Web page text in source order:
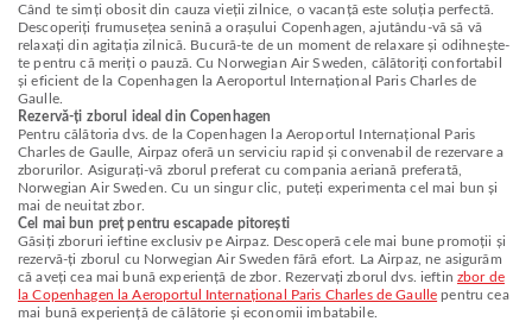
Când te simți obosit din cauza vieții zilnice, o vacanță este soluția perfectă.
Descoperiți frumusețea senină a orașului Copenhagen, ajutându-vă să vă
relaxați din agitația zilnică. Bucură-te de un moment de relaxare și odihnește-
te pentru că meriți o pauză. Cu Norwegian Air Sweden, călătoriți confortabil
și eficient de la Copenhagen la Aeroportul Internațional Paris Charles de
Gaulle.
Rezervă-ți zborul ideal din Copenhagen
Pentru călătoria dvs. de la Copenhagen la Aeroportul Internațional Paris
Charles de Gaulle, Airpaz oferă un serviciu rapid și convenabil de rezervare a
zborurilor. Asigurați-vă zborul preferat cu compania aeriană preferată,
Norwegian Air Sweden. Cu un singur clic, puteți experimenta cel mai bun și
mai de neuitat zbor.
Cel mai bun preț pentru escapade pitorești
Găsiți zboruri ieftine exclusiv pe Airpaz. Descoperă cele mai bune promoții și
rezervă-ți zborul cu Norwegian Air Sweden fără efort. La Airpaz, ne asigurăm
că aveți cea mai bună experiență de zbor. Rezervați zborul dvs. ieftin zbor de
la Copenhagen la Aeroportul Internațional Paris Charles de Gaulle pentru cea
mai bună experiență de călătorie și economii imbatabile.